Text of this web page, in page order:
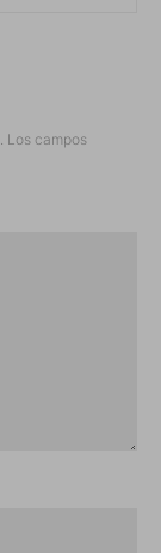
Los campos